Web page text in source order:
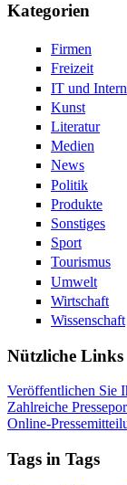
Kategorien
Firmen
Freizeit
IT und
Kunst
Literatur
Medien
News
Politik
Produkte
Sonstiges
Sport
Tourismus
Umwelt
Wirtschaft
Wissenschaft
Nützliche Links
Veröffentlichen Sie
Zahlreiche
Online-
Tags in Tags